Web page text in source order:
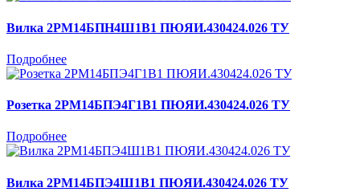
Вилка 2РМ14БПН4Ш1В1 ПЮЯИ.430424.026 ТУ
Подробнее
Розетка 2РМ14БПЭ4Г1В1 ПЮЯИ.430424.026 ТУ
Подробнее
Вилка 2РМ14БПЭ4Ш1В1 ПЮЯИ.430424.026 ТУ